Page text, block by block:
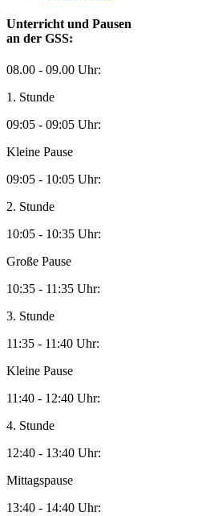
Unterricht und Pausen
an der GSS:
08.00 - 09.00 Uhr:
1. Stunde
09:05 - 09:05 Uhr:
Kleine Pause
09:05 - 10:05 Uhr:
2. Stunde
10:05 - 10:35 Uhr:
Große Pause
10:35 - 11:35 Uhr:
3. Stunde
11:35 - 11:40 Uhr:
Kleine Pause
11:40 - 12:40 Uhr:
4. Stunde
12:40 - 13:40 Uhr:
Mittagspause
13:40 - 14:40 Uhr: